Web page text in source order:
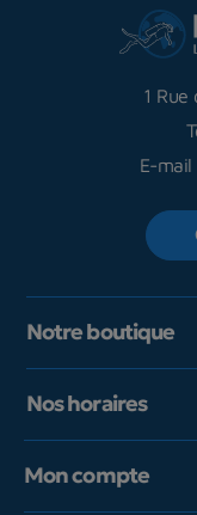
1 Rue
E-mail
Notre boutique
Nos horaires
Mon compte